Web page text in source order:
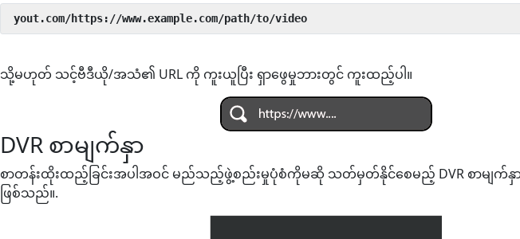
yout.com/https://www.example.com/path/to/video
သို့မဟုတ် သင့်ဗီဒီယို/အသံ၏ URL ကို ကူးယူပြီး ရှာဖွေမှုဘားတွင် ကူးထည့်ပါ။
DVR စာမျက်နှာ
စာတန်းထိုးထည့်ခြင်းအပါအဝင် မည်သည့်ဖွဲ့စည်းမှုပုံစံကိုမဆို သတ်မှတ်နိုင်စေမည့် DVR စာမျက်နှာ
ဖြစ်သည်။.